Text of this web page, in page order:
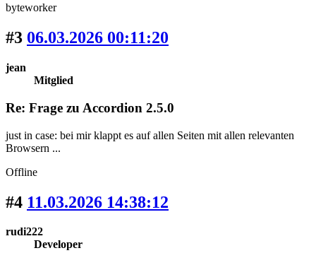
byteworker
#3 06.03.2026 00:11:20
jean
Mitglied
Re: Frage zu Accordion 2.5.0
just in case: bei mir klappt es auf allen Seiten mit allen relevanten
Browsern ...
Offline
#4 11.03.2026 14:38:12
rudi222
Developer